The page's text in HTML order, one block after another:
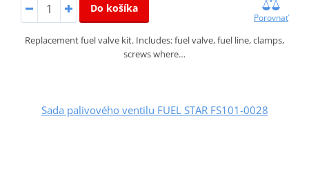
Do košíka
Porovnať
Replacement fuel valve kit. Includes: fuel valve, fuel line, clamps,
screws where…
Sada palivového ventilu FUEL STAR FS101-0028